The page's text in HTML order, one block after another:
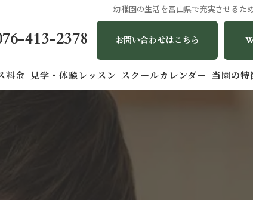
幼稚園の生活を富山県で充実させるた
413-2378 お問い合わせはこちら
料金 見学・体験レッスン スクールカレンダー 当園の特